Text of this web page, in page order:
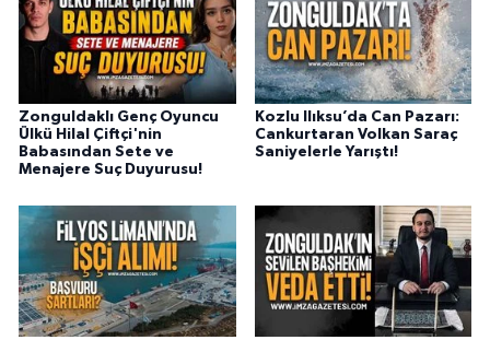
Zonguldaklı Genç Oyuncu
Ülkü Hilal Çiftçi'nin
Babasından Sete ve
Menajere Suç Duyurusu!
Kozlu Ilıksu’da Can Pazarı:
Cankurtaran Volkan Saraç
Saniyelerle Yarıştı!